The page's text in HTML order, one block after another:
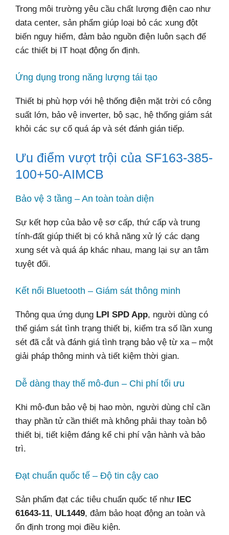
Trong môi trường yêu cầu chất lượng điện cao như
data center, sản phẩm giúp loại bỏ các xung đột
biến nguy hiểm, đảm bảo nguồn điện luôn sạch để
các thiết bị IT hoạt động ổn định.
Ứng dụng trong năng lượng tái tạo
Thiết bị phù hợp với hệ thống điện mặt trời có công
suất lớn, bảo vệ inverter, bộ sạc, hệ thống giám sát
khỏi các sự cố quá áp và sét đánh gián tiếp.
Ưu điểm vượt trội của SF163-385-
100+50-AIMCB
Bảo vệ 3 tầng – An toàn toàn diện
Sự kết hợp của bảo vệ sơ cấp, thứ cấp và trung
tính-đất giúp thiết bị có khả năng xử lý các dạng
xung sét và quá áp khác nhau, mang lại sự an tâm
tuyệt đối.
Kết nối Bluetooth – Giám sát thông minh
Thông qua ứng dụng LPI SPD App, người dùng có
thể giám sát tình trạng thiết bị, kiểm tra số lần xung
sét đã cắt và đánh giá tình trạng bảo vệ từ xa – một
giải pháp thông minh và tiết kiệm thời gian.
Dễ dàng thay thế mô-đun – Chi phí tối ưu
Khi mô-đun bảo vệ bị hao mòn, người dùng chỉ cần
thay phần tử cần thiết mà không phải thay toàn bộ
thiết bị, tiết kiệm đáng kể chi phí vận hành và bảo
trì.
Đạt chuẩn quốc tế – Độ tin cậy cao
Sản phẩm đạt các tiêu chuẩn quốc tế như IEC
61643-11, UL1449, đảm bảo hoạt động an toàn và
ổn định trong mọi điều kiện.